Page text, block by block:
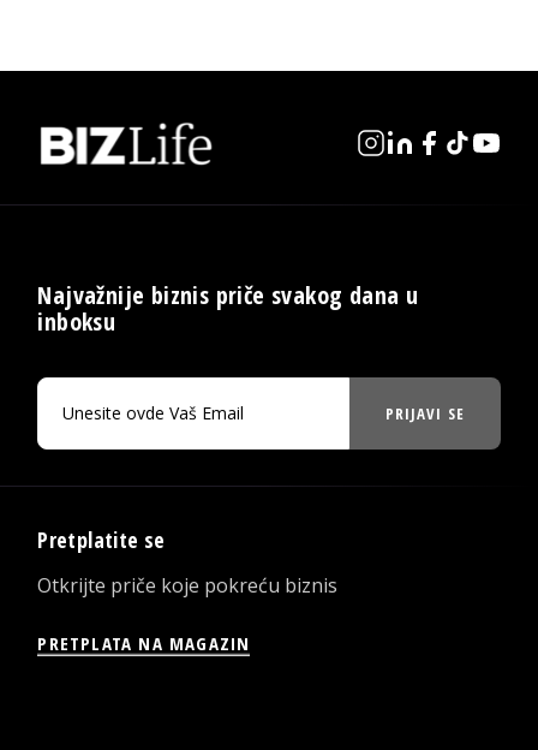
Najvažnije biznis priče svakog dana u
inboksu
PRIJAVI SE
Pretplatite se
Otkrijte priče koje pokreću biznis
PRETPLATA NA MAGAZIN